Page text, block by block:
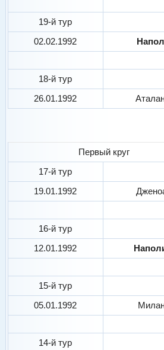
19-й тур
02.02.1992
18-й тур
26.01.1992
Первый круг
17-й тур
19.01.1992
16-й тур
12.01.1992
15-й тур
05.01.1992
14-й тур